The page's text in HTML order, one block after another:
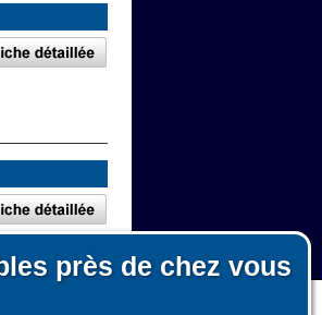
près de chez vous
les mesures d'audience pour l'éditeur.